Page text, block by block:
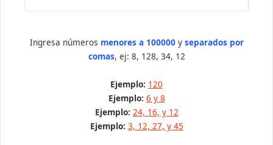
Ingresa números menores a 100000y separados por
comas, ej: 8, 128, 34, 12
Ejemplo: 120
Ejemplo: 6 y 8
Ejemplo: 24, 16, y 12
Ejemplo: 3, 12, 27, y 45